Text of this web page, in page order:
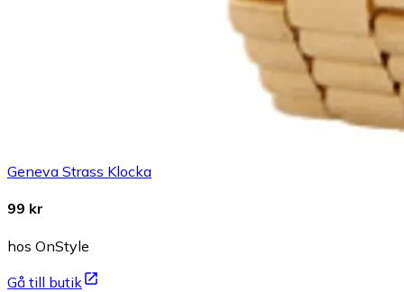
Geneva Strass Klocka
99 kr
hos OnStyle
Gå till butik